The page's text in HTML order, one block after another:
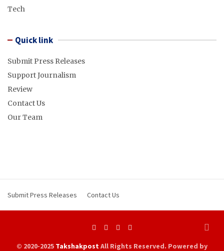
Tech
Quick link
Submit Press Releases
Support Journalism
Review
Contact Us
Our Team
Submit Press Releases Contact Us
© 2020-2025 TakshakpostAll Rights Reserved. Powered by